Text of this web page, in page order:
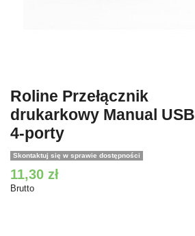
Roline Przełącznik
drukarkowy Manual USB
4-porty
Skontaktuj się w sprawie dostępności
11,30 zł
Brutto